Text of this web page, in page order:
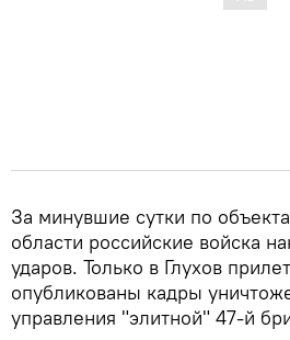
За минувшие сутки по
области российские войска
ударов. Только в Глухов
опубликованы кадры
управления "элитной" 47-й